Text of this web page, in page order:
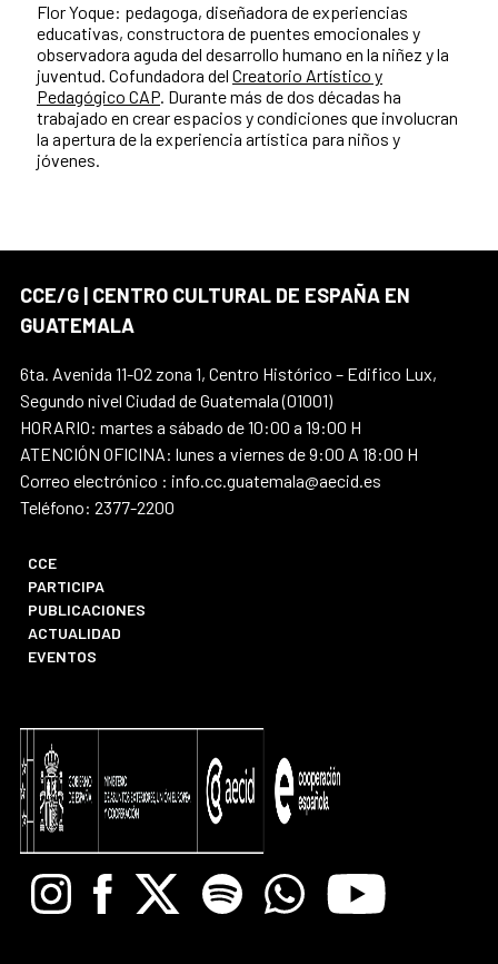
Flor Yoque: pedagoga, diseñadora de experiencias
educativas, constructora de puentes emocionales y
observadora aguda del desarrollo humano en la niñez y la
juventud. Cofundadora del Creatorio Artístico y
Pedagógico CAP. Durante más de dos décadas ha
trabajado en crear espacios y condiciones que involucran
la apertura de la experiencia artística para niños y
jóvenes.
CCE/G | CENTRO CULTURAL DE ESPAÑA EN
GUATEMALA
6ta. Avenida 11-02 zona 1, Centro Histórico – Edifico Lux,
Segundo nivel Ciudad de Guatemala (01001)
HORARIO: martes a sábado de 10:00 a 19:00 H
ATENCIÓN OFICINA: lunes a viernes de 9:00 A 18:00 H
Correo electrónico : info.cc.guatemala@aecid.es
Teléfono: 2377-2200
CCE
PARTICIPA
PUBLICACIONES
ACTUALIDAD
EVENTOS
InstagramFacebook
X Spotify WhatsappYoutube